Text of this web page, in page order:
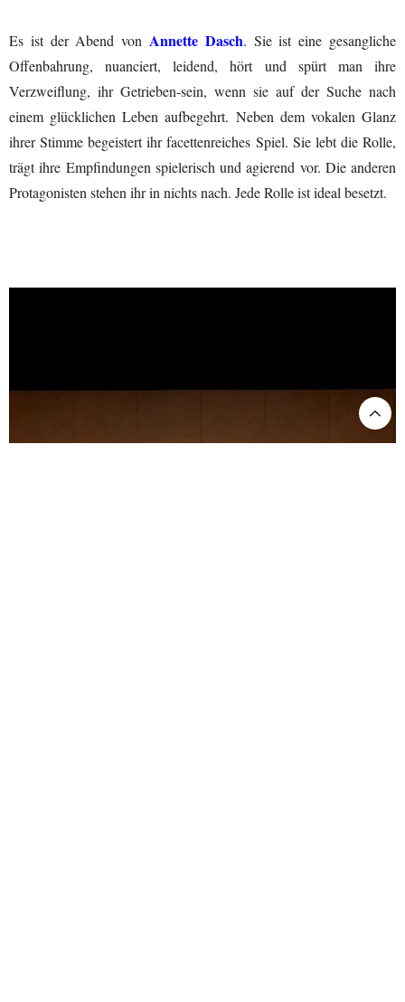
Es ist der Abend von Annette Dasch. Sie ist eine gesangliche
Offenbahrung, nuanciert, leidend, hört und spürt man ihre
Verzweiflung, ihr Getrieben-sein, wenn sie auf der Suche nach
einem glücklichen Leben aufbegehrt. Neben dem vokalen Glanz
ihrer Stimme begeistert ihr facettenreiches Spiel. Sie lebt die Rolle,
trägt ihre Empfindungen spielerisch und agierend vor. Die anderen
Protagonisten stehen ihr in nichts nach. Jede Rolle ist ideal besetzt.